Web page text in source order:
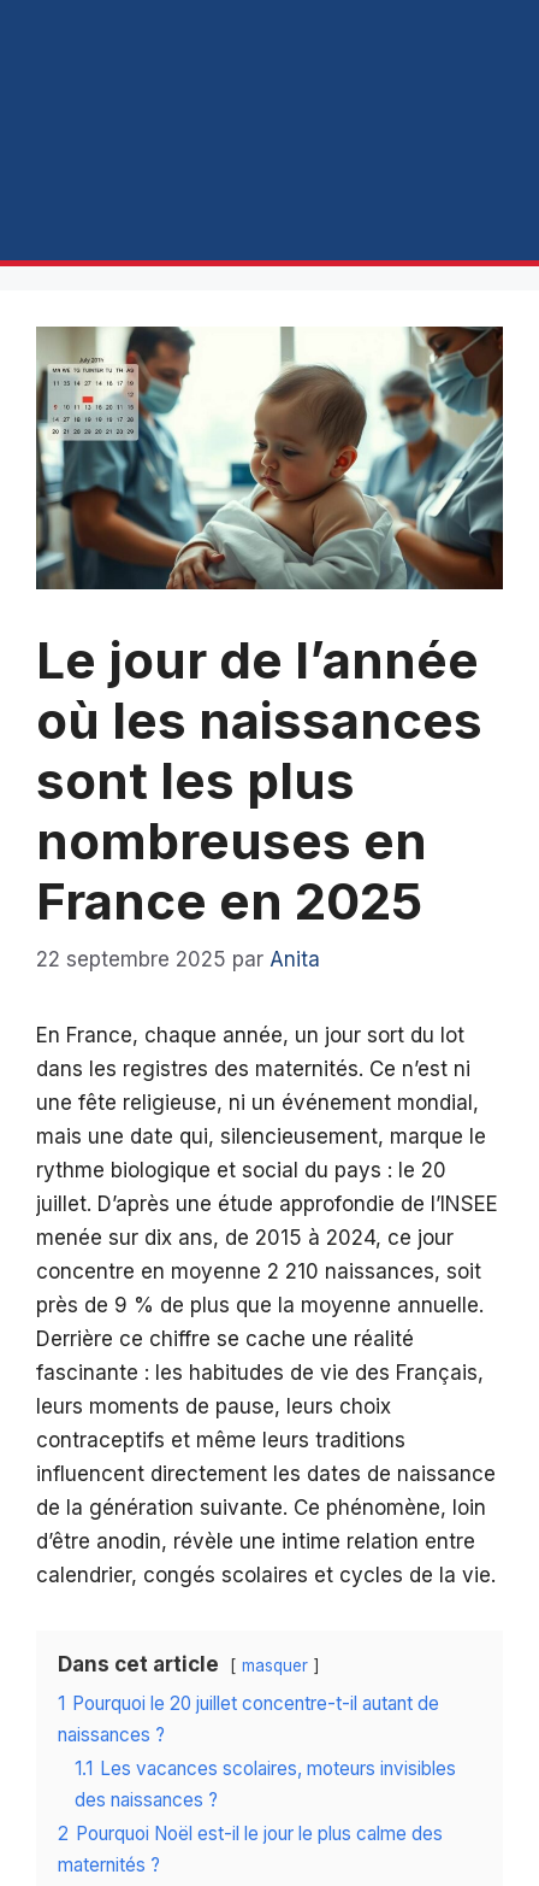
Le jour de l’année
où les naissances
sont les plus
nombreuses en
France en 2025
22 septembre 2025 par Anita
En France, chaque année, un jour sort du lot
dans les registres des maternités. Ce n’est ni
une fête religieuse, ni un événement mondial,
mais une date qui, silencieusement, marque le
rythme biologique et social du pays : le 20
juillet. D’après une étude approfondie de l’INSEE
menée sur dix ans, de 2015 à 2024, ce jour
concentre en moyenne 2 210 naissances, soit
près de 9 % de plus que la moyenne annuelle.
Derrière ce chiffre se cache une réalité
fascinante : les habitudes de vie des Français,
leurs moments de pause, leurs choix
contraceptifs et même leurs traditions
influencent directement les dates de naissance
de la génération suivante. Ce phénomène, loin
d’être anodin, révèle une intime relation entre
calendrier, congés scolaires et cycles de la vie.
Dans cet article masquer
1 Pourquoi le 20 juillet concentre-t-il autant de
naissances ?
1.1 Les vacances scolaires, moteurs invisibles
des naissances ?
2 Pourquoi Noël est-il le jour le plus calme des
maternités ?